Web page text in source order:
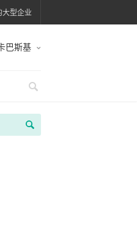
型企业
巴斯基